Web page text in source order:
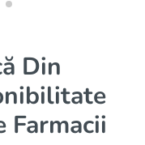
Din
Farmacii